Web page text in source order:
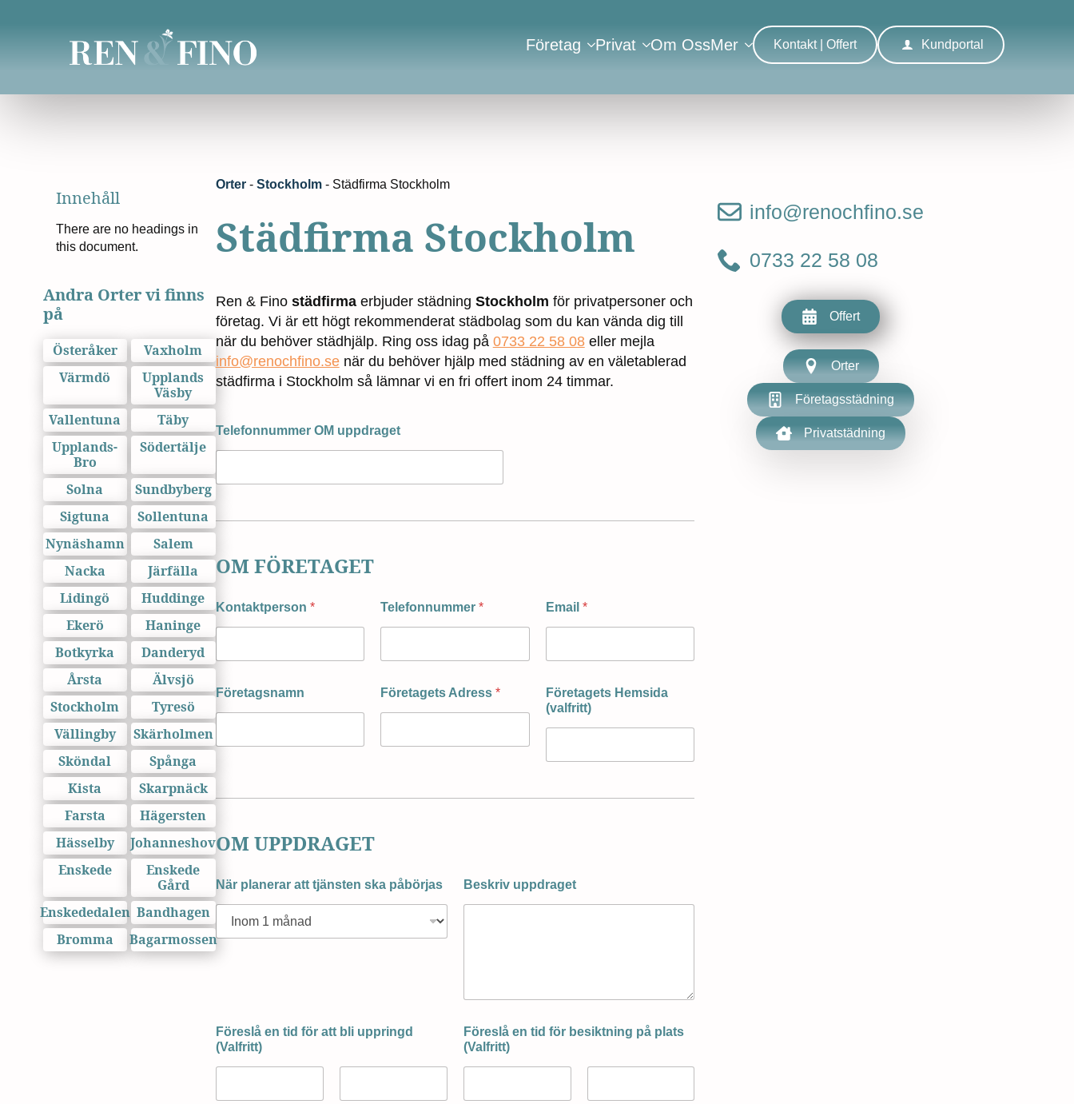
Företag Privat Om OssMer Kontakt | Offert Kundportal
Innehåll
There are no headings in
this document.
Andra Orter vi finns
på
Österåker
Vaxholm
Värmdö
Upplands
Väsby
Vallentuna
Täby
Upplands-
Bro
Södertälje
Solna
Sundbyberg
Sigtuna
Sollentuna
Nynäshamn
Salem
Nacka
Järfälla
Lidingö
Huddinge
Ekerö
Haninge
Botkyrka
Danderyd
Årsta
Älvsjö
Stockholm
Tyresö
Vällingby
Skärholmen
Sköndal
Spånga
Kista
Skarpnäck
Farsta
Hägersten
Hässelby
Johanneshov
Enskede
Enskede
Gård
Enskededalen Bandhagen
Bromma
Bagarmossen
Orter- Stockholm- Städfirma Stockholm
Städfirma Stockholm
Ren & Fino städfirmaerbjuder städning Stockholm för privatpersoner och
företag. Vi är ett högt rekommenderat städbolag som du kan vända dig till
när du behöver städhjälp. Ring oss idag på 0733 22 58 08eller mejla
info@renochfino.senär du behöver hjälp med städning av en väletablerad
städfirma i Stockholm så lämnar vi en fri offert inom 24 timmar.
Telefonnummer OM uppdraget
OM FÖRETAGET
Kontaktperson * Telefonnummer* Email *
Företagsnamn Företagets Adress*
Företagets Hemsida
(valfritt)
OM UPPDRAGET
När planerar att tjänsten ska påbörjas Beskriv uppdraget
Föreslå en tid för att bli uppringd
(Valfritt)
Föreslå en tid för besiktning på plats
(Valfritt)
info@renochfino.se
0733 22 58 08
Offert
Orter
Företagsstädning
Privatstädning